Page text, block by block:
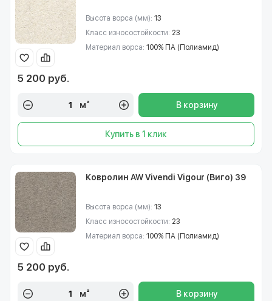
Высота ворса (мм): 13
Класс износостойкости: 23
Материал ворса: 100% ПА (Полиамид)
5 200 руб.
м² В корзину
Купить в 1 клик
Ковролин AW Vivendi Vigour (Виго) 39
Высота ворса (мм): 13
Класс износостойкости: 23
Материал ворса: 100% ПА (Полиамид)
5 200 руб.
м² В корзину